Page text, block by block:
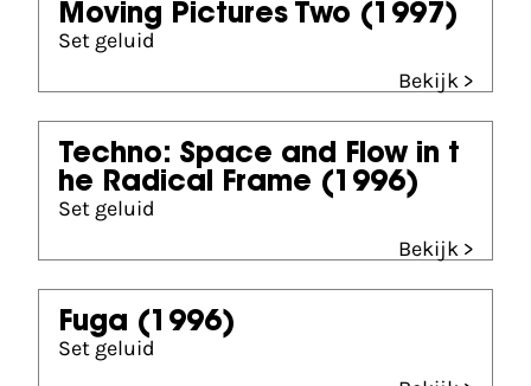
Moving Pictures Two (1997)
Set geluid
Bekijk >
Techno: Space and Flow in t
he Radical Frame (1996)
Set geluid
Bekijk >
Fuga (1996)
Set geluid